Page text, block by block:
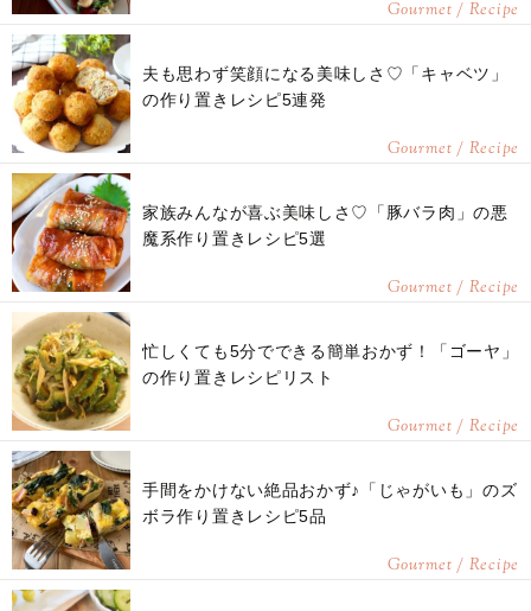
Gourmet / Recipe
夫も思わず笑顔になる美味しさ♡「キャベツ」
の作り置きレシピ5連発
Gourmet / Recipe
家族みんなが喜ぶ美味しさ♡「豚バラ肉」の悪
魔系作り置きレシピ5選
Gourmet / Recipe
忙しくても5分でできる簡単おかず！「ゴーヤ」
の作り置きレシピリスト
Gourmet / Recipe
手間をかけない絶品おかず♪「じゃがいも」のズ
ボラ作り置きレシピ5品
Gourmet / Recipe